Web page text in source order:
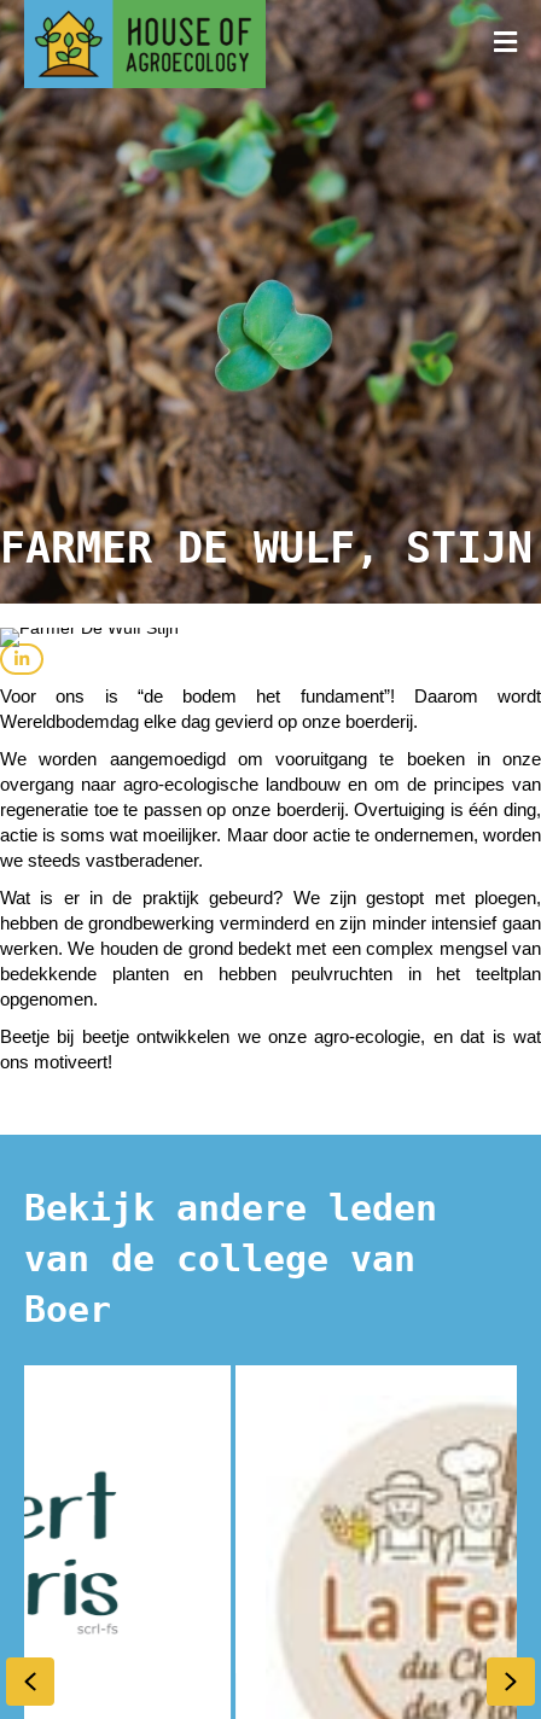
FARMER DE WULF, STIJN
Voor ons is “de bodem het fundament”! Daarom wordt
Wereldbodemdag elke dag gevierd op onze boerderij.
We worden aangemoedigd om vooruitgang te boeken in onze
overgang naar agro-ecologische landbouw en om de principes van
regeneratie toe te passen op onze boerderij. Overtuiging is één ding,
actie is soms wat moeilijker. Maar door actie te ondernemen, worden
we steeds vastberadener.
Wat is er in de praktijk gebeurd? We zijn gestopt met ploegen,
hebben de grondbewerking verminderd en zijn minder intensief gaan
werken. We houden de grond bedekt met een complex mengsel van
bedekkende planten en hebben peulvruchten in het teeltplan
opgenomen.
Beetje bij beetje ontwikkelen we onze agro-ecologie, en dat is wat
ons motiveert!
Bekijk andere leden
van de college van
Boer
Previous